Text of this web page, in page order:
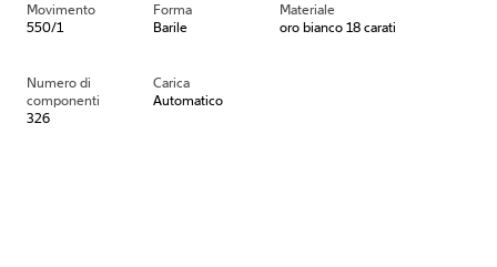
Movimento
550/1
Forma
Barile
Materiale
oro bianco 18 carati
Numero di
componenti
326
Carica
Automatico